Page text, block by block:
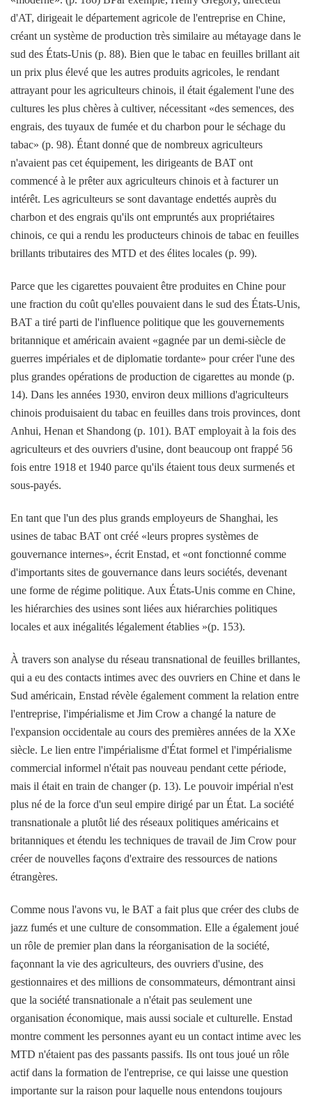
d'AT, dirigeait le département agricole de l'entreprise en Chine,
créant un système de production très similaire au métayage dans le
sud des États-Unis (p. 88). Bien que le tabac en feuilles brillant ait
un prix plus élevé que les autres produits agricoles, le rendant
attrayant pour les agriculteurs chinois, il était également l'une des
cultures les plus chères à cultiver, nécessitant «des semences, des
engrais, des tuyaux de fumée et du charbon pour le séchage du
tabac» (p. 98). Étant donné que de nombreux agriculteurs
n'avaient pas cet équipement, les dirigeants de BAT ont
commencé à le prêter aux agriculteurs chinois et à facturer un
intérêt. Les agriculteurs se sont davantage endettés auprès du
charbon et des engrais qu'ils ont empruntés aux propriétaires
chinois, ce qui a rendu les producteurs chinois de tabac en feuilles
brillants tributaires des MTD et des élites locales (p. 99).
Parce que les cigarettes pouvaient être produites en Chine pour
une fraction du coût qu'elles pouvaient dans le sud des États-Unis,
BAT a tiré parti de l'influence politique que les gouvernements
britannique et américain avaient «gagnée par un demi-siècle de
guerres impériales et de diplomatie tordante» pour créer l'une des
plus grandes opérations de production de cigarettes au monde (p.
14). Dans les années 1930, environ deux millions d'agriculteurs
chinois produisaient du tabac en feuilles dans trois provinces, dont
Anhui, Henan et Shandong (p. 101). BAT employait à la fois des
agriculteurs et des ouvriers d'usine, dont beaucoup ont frappé 56
fois entre 1918 et 1940 parce qu'ils étaient tous deux surmenés et
sous-payés.
En tant que l'un des plus grands employeurs de Shanghai, les
usines de tabac BAT ont créé «leurs propres systèmes de
gouvernance internes», écrit Enstad, et «ont fonctionné comme
d'importants sites de gouvernance dans leurs sociétés, devenant
une forme de régime politique. Aux États-Unis comme en Chine,
les hiérarchies des usines sont liées aux hiérarchies politiques
locales et aux inégalités légalement établies »(p. 153).
À travers son analyse du réseau transnational de feuilles brillantes,
qui a eu des contacts intimes avec des ouvriers en Chine et dans le
Sud américain, Enstad révèle également comment la relation entre
l'entreprise, l'impérialisme et Jim Crow a changé la nature de
l'expansion occidentale au cours des premières années de la XXe
siècle. Le lien entre l'impérialisme d'État formel et l'impérialisme
commercial informel n'était pas nouveau pendant cette période,
mais il était en train de changer (p. 13). Le pouvoir impérial n'est
plus né de la force d'un seul empire dirigé par un État. La société
transnationale a plutôt lié des réseaux politiques américains et
britanniques et étendu les techniques de travail de Jim Crow pour
créer de nouvelles façons d'extraire des ressources de nations
étrangères.
Comme nous l'avons vu, le BAT a fait plus que créer des clubs de
jazz fumés et une culture de consommation. Elle a également joué
un rôle de premier plan dans la réorganisation de la société,
façonnant la vie des agriculteurs, des ouvriers d'usine, des
gestionnaires et des millions de consommateurs, démontrant ainsi
que la société transnationale a n'était pas seulement une
organisation économique, mais aussi sociale et culturelle. Enstad
montre comment les personnes ayant eu un contact intime avec les
MTD n'étaient pas des passants passifs. Ils ont tous joué un rôle
actif dans la formation de l'entreprise, ce qui laisse une question
importante sur la raison pour laquelle nous entendons toujours